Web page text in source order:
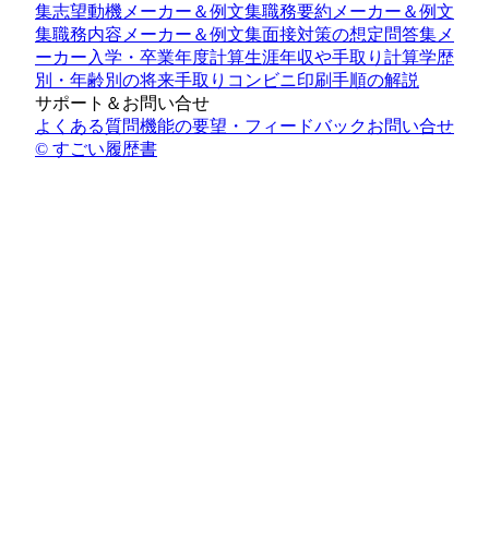
集志望動機メーカー＆例文集職務要約メーカー＆例文
集職務内容メーカー＆例文集面接対策の想定問答集メ
ーカー入学・卒業年度計算生涯年収や手取り計算学歴
別・年齢別の将来手取り コンビニ印刷手順の解説
サポート＆お問い合せ
よくある質問機能の要望・フィードバックお問い合せ
© すごい履歴書